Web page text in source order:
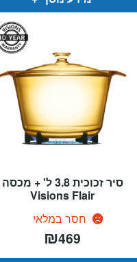
סיר זכוכית 3.8 ל' + מכסה
Visions Flair
חסר במלאי
₪469